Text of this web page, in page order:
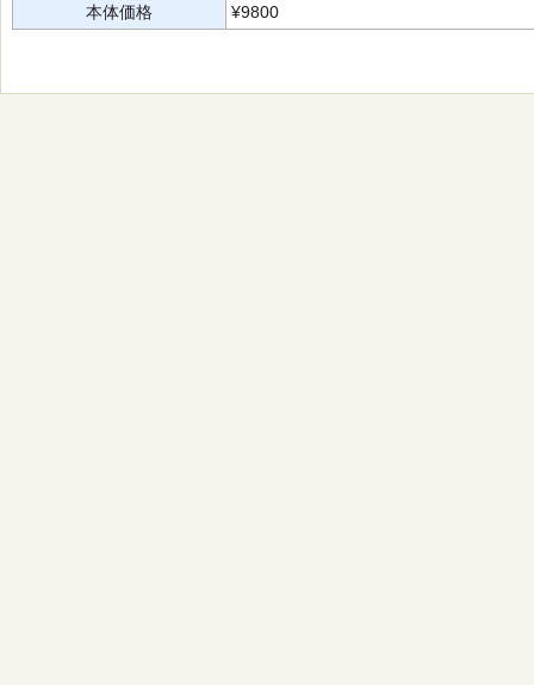
本体価格
¥9800